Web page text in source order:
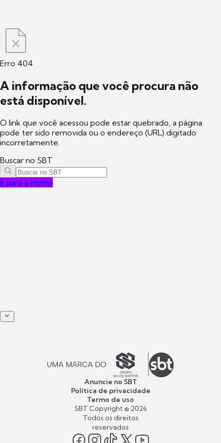
Erro 404
A informação que você procura não
está disponível.
O link que você acessou pode estar quebrado, a página
pode ter sido removida ou o endereço (URL) digitado
incorretamente.
Buscar no SBT
Ir para a Home
Anuncie no SBT
Política de privacidade
Termo de uso
SBT Copyright © 2026
Todos os direitos
reservados